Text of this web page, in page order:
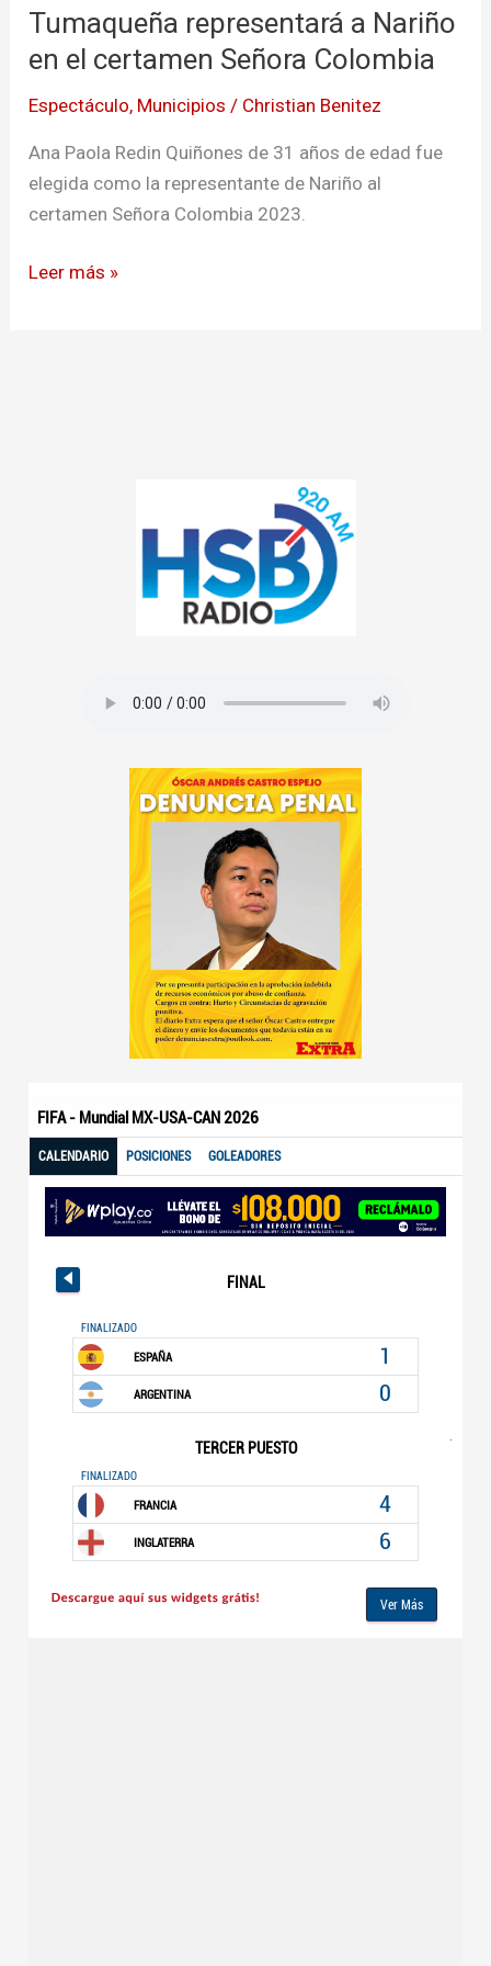
Tumaqueña representará a Nariño
en el certamen Señora Colombia
Espectáculo, Municipios / Christian Benitez
Ana Paola Redin Quiñones de 31 años de edad fue
elegida como la representante de Nariño al
certamen Señora Colombia 2023.
a
Nariño
el
certamen
Señora
Colombia
Leer más »